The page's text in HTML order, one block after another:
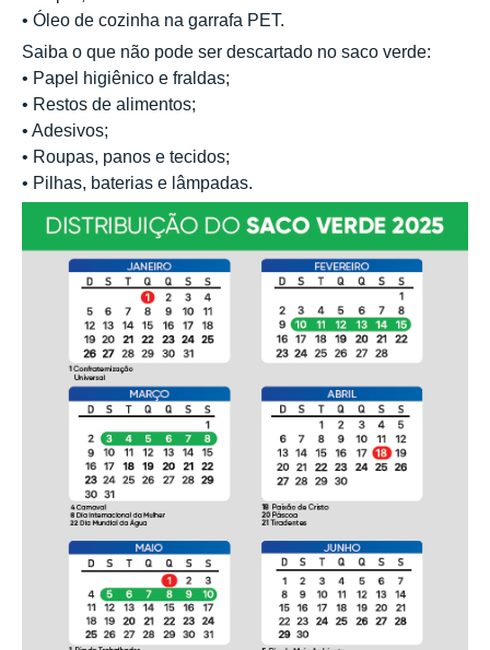
• Óleo de cozinha na garrafa PET.
Saiba o que não pode ser descartado no saco verde:
• Papel higiênico e fraldas;
• Restos de alimentos;
• Adesivos;
• Roupas, panos e tecidos;
• Pilhas, baterias e lâmpadas.